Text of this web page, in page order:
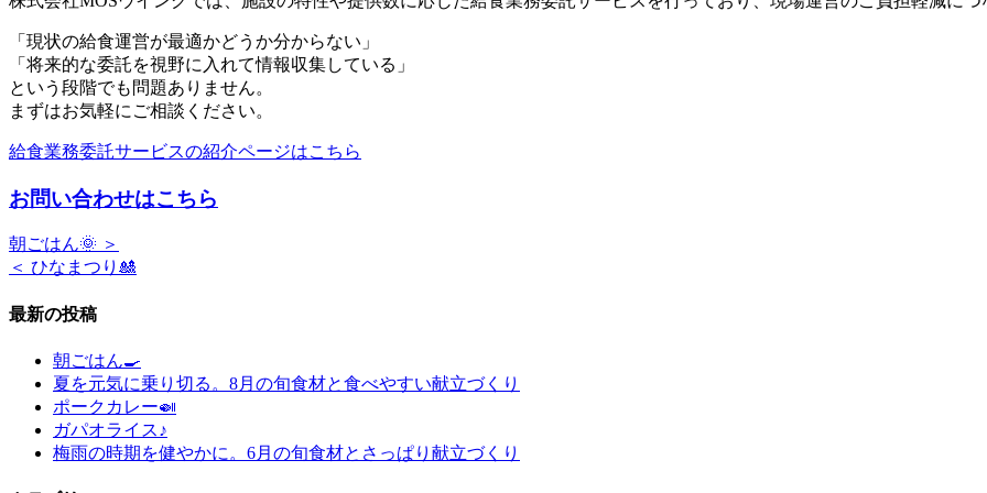
「現状の給食運営が最適かどうか分からない」
「将来的な委託を視野に入れて情報収集している」
という段階でも問題ありません。
まずはお気軽にご相談ください。
給食業務委託サービスの紹介ページはこちら
お問い合わせはこちら
朝ごはん🌞 ＞
＜ ひなまつり🎎
最新の投稿
朝ごはん🍳
夏を元気に乗り切る。8月の旬食材と食べやすい献立づくり
ポークカレー🍛
ガパオライス♪
梅雨の時期を健やかに。6月の旬食材とさっぱり献立づくり